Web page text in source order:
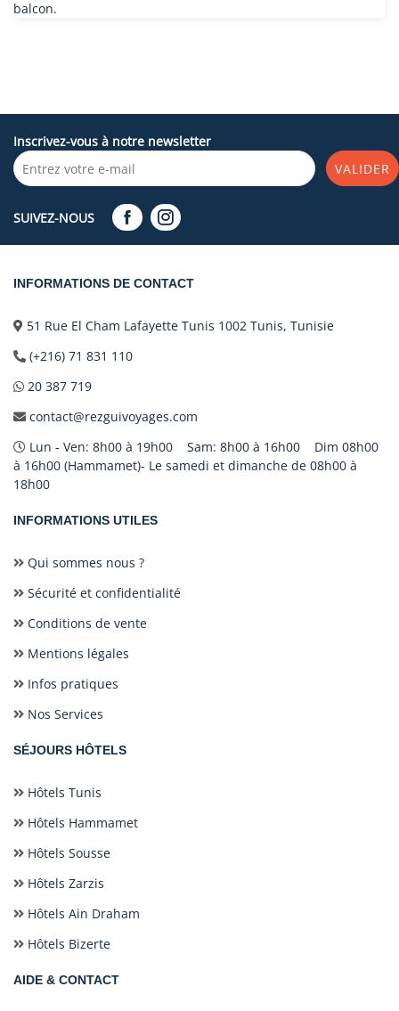
balcon.
Inscrivez-vous à notre newsletter
VALIDER
SUIVEZ-NOUS
INFORMATIONS DE CONTACT
51 Rue El Cham Lafayette Tunis 1002 Tunis, Tunisie
(+216) 71 831 110
20 387 719
contact@rezguivoyages.com
Lun - Ven: 8h00 à 19h00 Sam: 8h00 à 16h00 Dim 08h00
à 16h00 (Hammamet)- Le samedi et dimanche de 08h00 à
18h00
INFORMATIONS UTILES
Qui sommes nous ?
Sécurité et confidentialité
Conditions de vente
Mentions légales
Infos pratiques
Nos Services
SÉJOURS HÔTELS
Hôtels Tunis
Hôtels Hammamet
Hôtels Sousse
Hôtels Zarzis
Hôtels Ain Draham
Hôtels Bizerte
AIDE & CONTACT